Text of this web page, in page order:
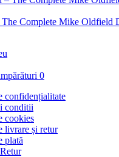
Complete Mike Oldfield
0
confidențialitate
conditii
cookies
livrare și retur
plată